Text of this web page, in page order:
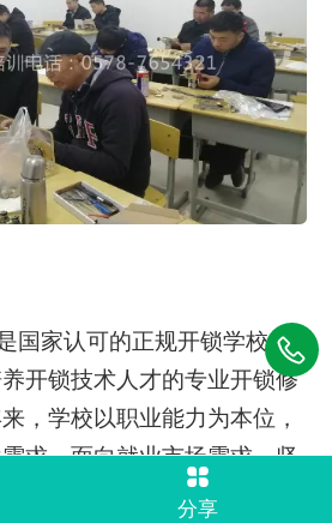
国家认可的正规开锁学校，
开锁技术人才的专业开锁修
，学校以职业能力为本位，
求，面向就业市场需求。坚
学做大、做强、做优，大力
分享